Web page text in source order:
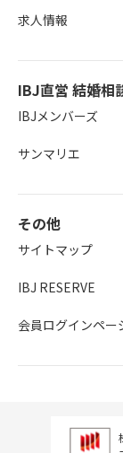
求人情報
IBJ直営 結婚相
IBJメンバーズ
サンマリエ
その他
サイトマップ
IBJ RESERVE
会員ログインペー